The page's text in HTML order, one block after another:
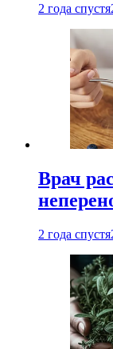
2 года спустя
Врач
2 года спустя